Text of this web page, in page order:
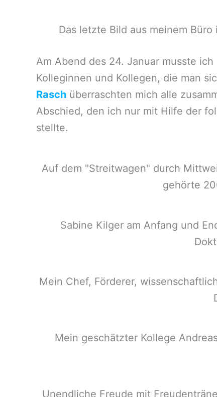
Das letzte Bild aus meinem
Am Abend des 24. Januar musste
Kolleginnen und Kollegen, die man
Rasch überraschten mich alle
Abschied, den ich nur mit Hilfe der
stellte.
Auf dem "Streitwagen" durch
gehörte
Sabine Kilger am Anfang und
Mein Chef, Förderer,
Mein geschätzter Kollege
Unendliche Freude mit